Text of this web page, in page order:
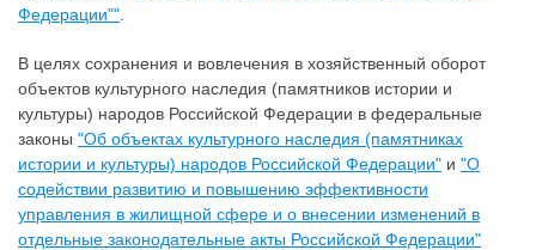
Федерации""
В целях сохранения и вовлечения в хозяйственный оборот
объектов культурного наследия (памятников истории и
культуры) народов Российской Федерации в федеральные
законы "Об объектах культурного наследия (памятниках
истории и культуры) народов Российской Федерации" и "О
содействии развитию и повышению эффективности
управления в жилищной сфере и о внесении изменений в
отдельные законодательные акты Российской Федерации"